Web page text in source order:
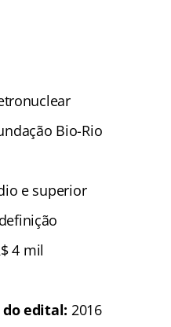
Bio-Rio
e superior
4 mil
do edital: 2016